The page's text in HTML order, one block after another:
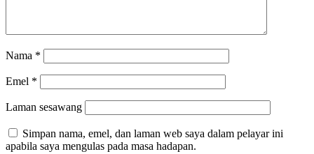
Nama *
Emel *
Laman sesawang
Simpan nama, emel, dan laman web saya dalam pelayar ini
apabila saya mengulas pada masa hadapan.